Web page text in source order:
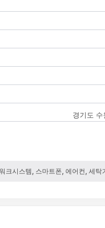
경기도
크시스템, 스마트폰, 에어컨, 세탁